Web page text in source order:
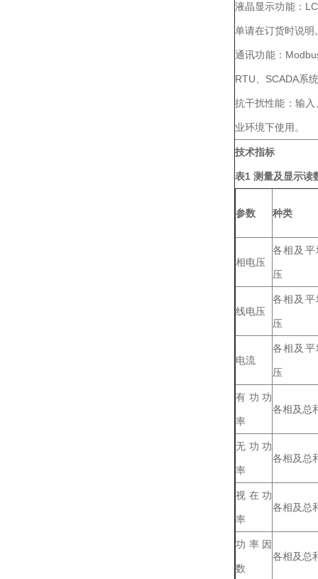
液晶显示功能：
单请在订货时说明
通讯功能：
RTU、SCADA系
抗干扰性能：输
业环境下使用。
技术指标
表1 测量及显示读
参数 种类
相电压
各相及平
压
线电压
各相及平
压
电流
各相及平
压
有功功
率
各相及总
无功功
率
各相及总
视在功
率
各相及总
功率因
数
各相及总